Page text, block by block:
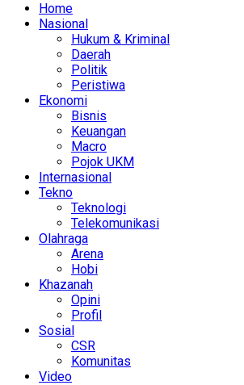
Home
Nasional
Hukum & Kriminal
Daerah
Politik
Peristiwa
Ekonomi
Bisnis
Keuangan
Macro
Pojok UKM
Internasional
Tekno
Teknologi
Telekomunikasi
Olahraga
Arena
Hobi
Khazanah
Opini
Profil
Sosial
CSR
Komunitas
Video